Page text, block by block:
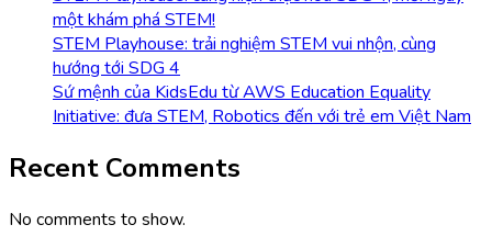
một khám phá STEM!
STEM Playhouse: trải nghiệm STEM vui nhộn, cùng
hướng tới SDG 4
Sứ mệnh của KidsEdu từ AWS Education Equality
Initiative: đưa STEM, Robotics đến với trẻ em Việt Nam
Recent Comments
No comments to show.